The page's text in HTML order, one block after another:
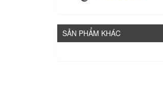
SẢN PHẨM KHÁC